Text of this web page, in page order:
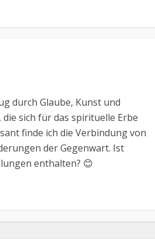
durch Glaube, Kunst und
sich für das spirituelle Erbe
finde ich die Verbindung von
der Gegenwart. Ist
enthalten? 😊